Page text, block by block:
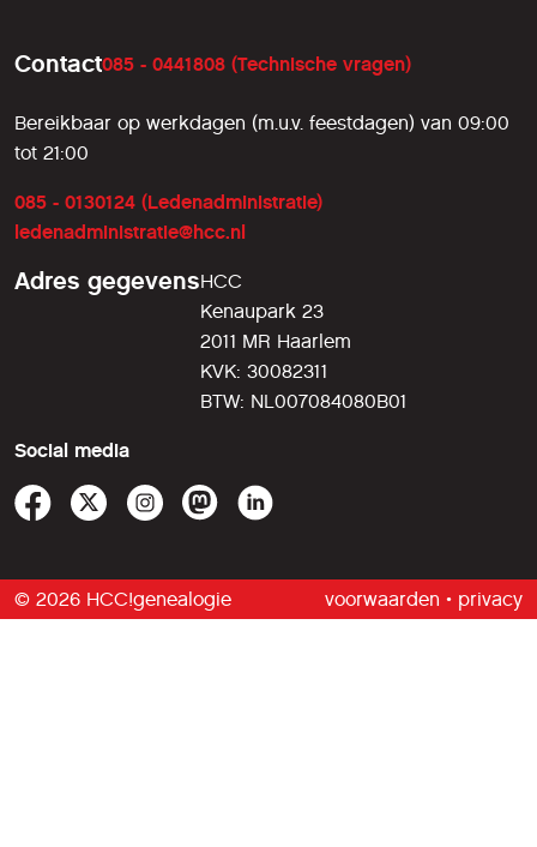
Contact085 - 0441808 (Technische vragen)
Bereikbaar op werkdagen (m.u.v. feestdagen) van 09:00
tot 21:00
085 - 0130124 (Ledenadministratie)
ledenadministratie@hcc.nl
Adres gegevensHCC
Kenaupark 23
2011 MR Haarlem
KVK: 30082311
BTW: NL007084080B01
Social media
© 2026 HCC!genealogie voorwaarden • privacy